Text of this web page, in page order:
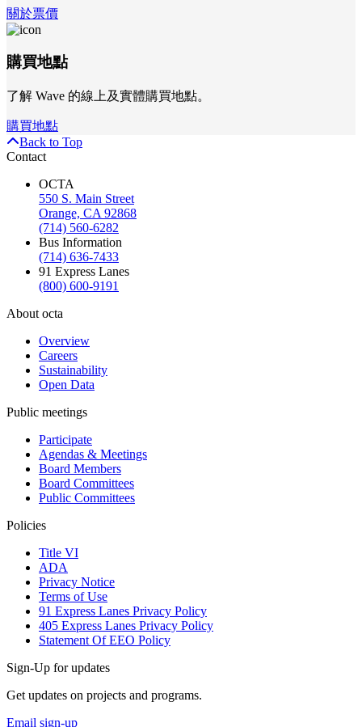
關於票價
購買地點
了解 Wave 的線上及實體購買地點。
購買地點
Back to Top
Contact
OCTA
550 S. Main Street
Orange, CA 92868
(714) 560-6282
Bus Information
(714) 636-7433
91 Express Lanes
(800) 600-9191
About octa
Overview
Careers
Sustainability
Open Data
Public meetings
Participate
Agendas & Meetings
Board Members
Board Committees
Public Committees
Policies
Title VI
ADA
Privacy Notice
Terms of Use
91 Express Lanes Privacy Policy
405 Express Lanes Privacy Policy
Statement Of EEO Policy
Sign-Up for updates
Get updates on projects and programs.
Email sign-up